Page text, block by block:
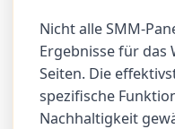
Nicht alle SMM-
Ergebnisse für das
Seiten. Die
spezifische
Nachhaltigkeit